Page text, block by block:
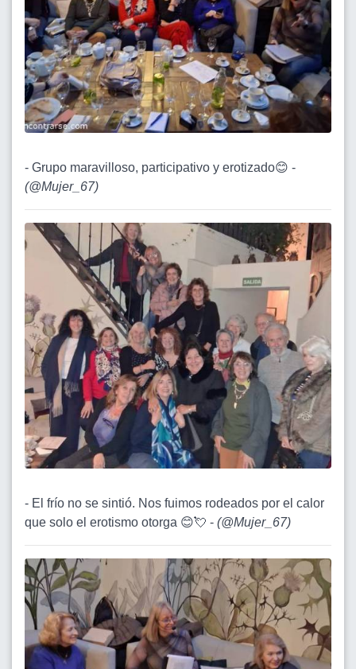
- Grupo maravilloso, participativo y erotizado😊 -
(@Mujer_67)
- El frío no se sintió. Nos fuimos rodeados por el calor
que solo el erotismo otorga 😊💘 - (@Mujer_67)